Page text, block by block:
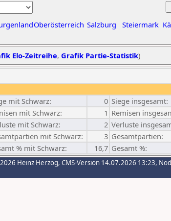
Oberösterreich Salzburg Steiermark
Elo-Zeitreihe, Grafik Partie-Statistik)
mit Schwarz: 0 Siege insgesamt:
mit Schwarz: 1 Remisen
mit Schwarz: 2 Verluste
mit Schwarz: 3 Gesamtpartien:
% mit Schwarz: 16,7 Gesamt %:
Heinz Herzog, CMS-Version 14.07.2026 13:23,